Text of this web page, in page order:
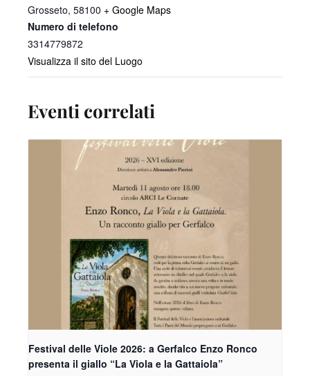
Grosseto, 58100 + Google Maps
Numero di telefono
3314779872
Visualizza il sito del Luogo
Eventi correlati
Festival delle Viole 2026: a Gerfalco Enzo Ronco
presenta il giallo “La Viola e la Gattaiola”